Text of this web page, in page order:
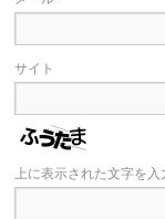
サイト
上に表示された文字を入